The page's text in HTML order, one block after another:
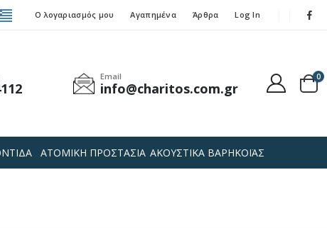
Ο λογαριασμός μου Αγαπημένα Άρθρα Log In
Email
info@charitos.com.gr
0
ΑΤΟΜΙΚΗ ΠΡΟΣΤΑΣΙΑ ΑΚΟΥΣΤΙΚΑ ΒΑΡΗΚΟΪΑΣ